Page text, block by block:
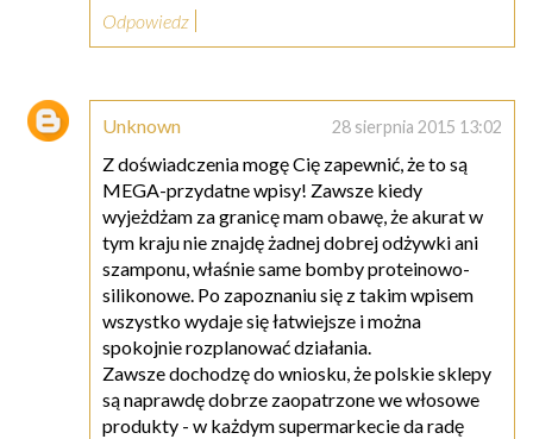
Odpowiedz
Unknown 28 sierpnia 2015 13:02
Z doświadczenia mogę Cię zapewnić, że to są
MEGA-przydatne wpisy! Zawsze kiedy
wyjeżdżam za granicę mam obawę, że akurat w
tym kraju nie znajdę żadnej dobrej odżywki ani
szamponu, właśnie same bomby proteinowo-
silikonowe. Po zapoznaniu się z takim wpisem
wszystko wydaje się łatwiejsze i można
spokojnie rozplanować działania.
Zawsze dochodzę do wniosku, że polskie sklepy
są naprawdę dobrze zaopatrzone we włosowe
produkty - w każdym supermarkecie da radę